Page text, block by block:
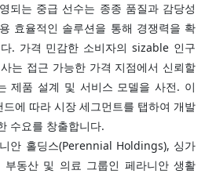
되는 중급 선수는 종종 품질과 감당성
효율적인 솔루션을 통해 경쟁력을 확
. 가격 민감한 소비자의 sizable 인구
는 접근 가능한 가격 지점에서 신뢰할
제품 설계 및 서비스 모델을 사전. 이
에 따라 시장 세그먼트를 탭하여 개발
수요를 창출합니다.
안 홀딩스(Perennial Holdings), 싱가
부동산 및 의료 그룹인 페라니안 생활